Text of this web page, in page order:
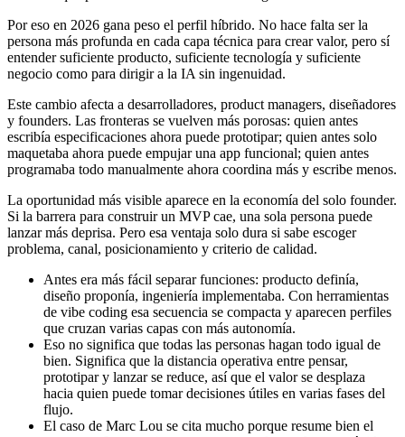
Por eso en 2026 gana peso el perfil híbrido. No hace falta ser la
persona más profunda en cada capa técnica para crear valor, pero sí
entender suficiente producto, suficiente tecnología y suficiente
negocio como para dirigir a la IA sin ingenuidad.
Este cambio afecta a desarrolladores, product managers, diseñadores
y founders. Las fronteras se vuelven más porosas: quien antes
escribía especificaciones ahora puede prototipar; quien antes solo
maquetaba ahora puede empujar una app funcional; quien antes
programaba todo manualmente ahora coordina más y escribe menos.
La oportunidad más visible aparece en la economía del solo founder.
Si la barrera para construir un MVP cae, una sola persona puede
lanzar más deprisa. Pero esa ventaja solo dura si sabe escoger
problema, canal, posicionamiento y criterio de calidad.
Antes era más fácil separar funciones: producto definía,
diseño proponía, ingeniería implementaba. Con herramientas
de vibe coding esa secuencia se compacta y aparecen perfiles
que cruzan varias capas con más autonomía.
Eso no significa que todas las personas hagan todo igual de
bien. Significa que la distancia operativa entre pensar,
prototipar y lanzar se reduce, así que el valor se desplaza
hacia quien puede tomar decisiones útiles en varias fases del
flujo.
El caso de Marc Lou se cita mucho porque resume bien el